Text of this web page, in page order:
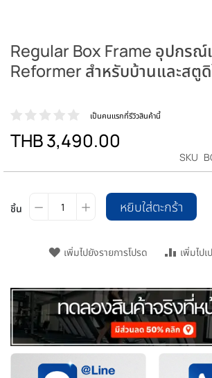
Regular Box Frame อุปกรณ์
Reformer สำหรับบ้านและสตูดิ
เป็นคนแรกที่รีวิวสินค้านี้
THB 3,490.00
SKU
ชิ้น หยิบใส่ตะกร้า
เพิ่มไปยังรายการโปรด เพิ่มไป